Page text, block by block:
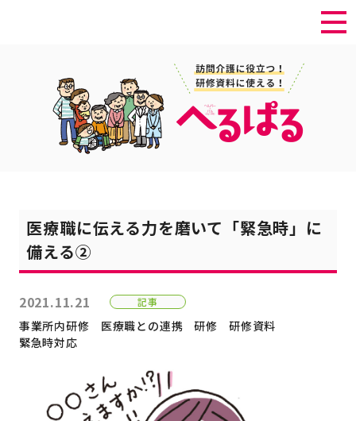
医療職に伝える力を磨いて「緊急時」に
備える②
2021.11.21 記事
事業所内研修 医療職との連携 研修
研修資料
緊急時対応